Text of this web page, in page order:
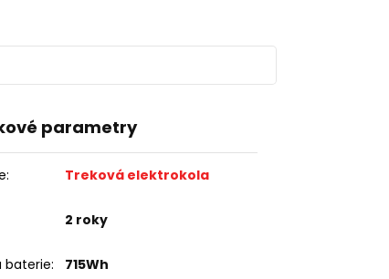
parametry
: Treková elektrokola
2 roky
baterie: 715Wh